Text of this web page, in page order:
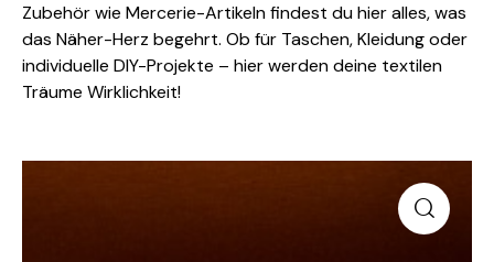
Zubehör wie Mercerie-Artikeln findest du hier alles, was
das Näher-Herz begehrt. Ob für Taschen, Kleidung oder
individuelle DIY-Projekte – hier werden deine textilen
Träume Wirklichkeit!